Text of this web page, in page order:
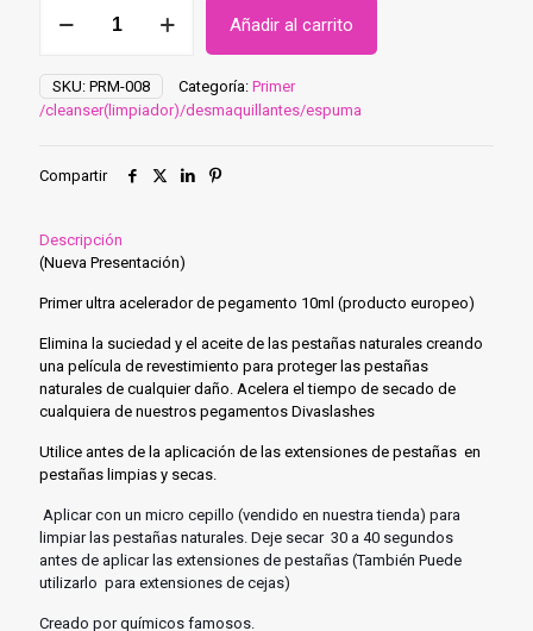
ultra
de
pegamento
10ml
cantidad
Añadir al carrito
SKU: PRM-008 Categoría: Primer
/cleanser(limpiador)/desmaquillantes/espuma
Compartir
Descripción
(Nueva Presentación)
Primer ultra acelerador de pegamento 10ml (producto europeo)
Elimina la suciedad y el aceite de las pestañas naturales creando
una película de revestimiento para proteger las pestañas
naturales de cualquier daño. Acelera el tiempo de secado de
cualquiera de nuestros pegamentos Divaslashes
Utilice antes de la aplicación de las extensiones de pestañas en
pestañas limpias y secas.
Aplicar con un micro cepillo (vendido en nuestra tienda) para
limpiar las pestañas naturales. Deje secar 30 a 40 segundos
antes de aplicar las extensiones de pestañas (También Puede
utilizarlo para extensiones de cejas)
Creado por químicos famosos.